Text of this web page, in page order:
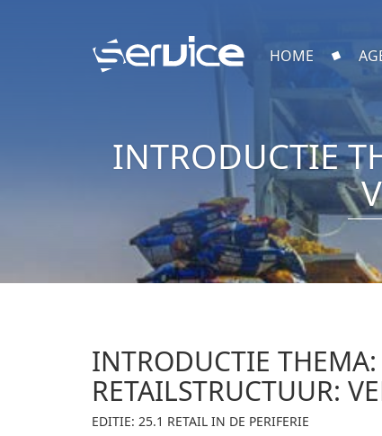
HOME
INTRODUCTIE
INTRODUCTIE
RETAILSTRUCTUUR:
EDITIE: 25.1 RETAIL IN DE PERIFERIE